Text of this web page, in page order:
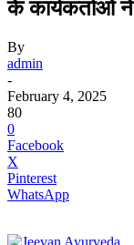
के कार्यकर्ताओं
By
admin
-
February 4, 2025
80
0
Facebook
X
Pinterest
WhatsApp